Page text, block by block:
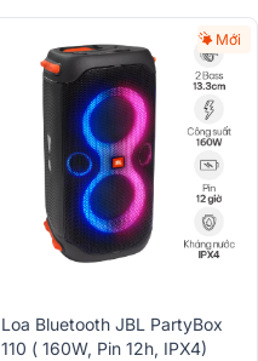
Mới
Loa Bluetooth JBL PartyBox
110 ( 160W, Pin 12h, IPX4)